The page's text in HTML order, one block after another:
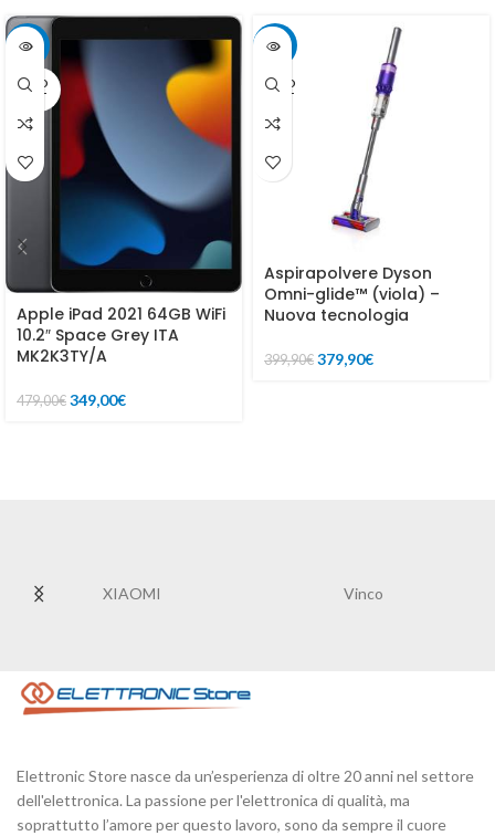
-27%
SOLD
OUT
Apple iPad 2021 64GB WiFi
10.2″ Space Grey ITA
MK2K3TY/A
479,00€ 349,00€
-5%
SOLD
OUT
Aspirapolvere Dyson
Omni-glide™ (viola) –
Nuova tecnologia
399,90€ 379,90€
XIAOMI Vinco
Elettronic Store nasce da un’esperienza di oltre 20 anni nel settore
dell'elettronica. La passione per l'elettronica di qualità, ma
soprattutto l’amore per questo lavoro, sono da sempre il cuore